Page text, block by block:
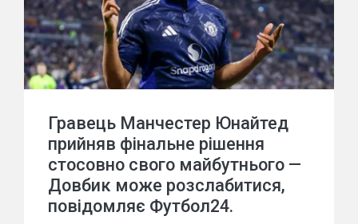
Гравець Манчестер Юнайтед
прийняв фінальне рішення
стосовно свого майбутнього —
Довбик може розслабитися,
повідомляє Футбол24.